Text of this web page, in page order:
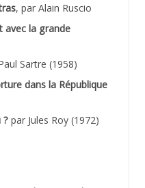
, par Alain Ruscio
avec la grande
Sartre (1958)
dans la République
? par Jules Roy (1972)